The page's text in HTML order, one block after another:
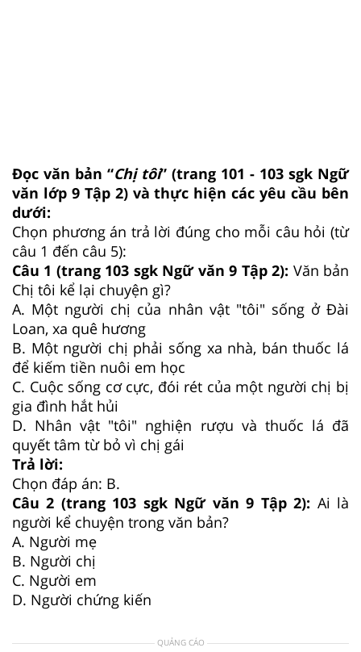
Đọc văn bản “Chị tôi” (trang 101 - 103 sgk Ngữ
văn lớp 9 Tập 2) và thực hiện các yêu cầu bên
dưới:
Chọn phương án trả lời đúng cho mỗi câu hỏi (từ
câu 1 đến câu 5):
Câu 1 (trang 103 sgk Ngữ văn 9 Tập 2): Văn bản
Chị tôi kể lại chuyện gì?
A. Một người chị của nhân vật "tôi" sống ở Đài
Loan, xa quê hương
B. Một người chị phải sống xa nhà, bán thuốc lá
để kiếm tiền nuôi em học
C. Cuộc sống cơ cực, đói rét của một người chị bị
gia đình hắt hủi
D. Nhân vật "tôi" nghiện rượu và thuốc lá đã
quyết tâm từ bỏ vì chị gái
Trả lời:
Chọn đáp án: B.
Câu 2 (trang 103 sgk Ngữ văn 9 Tập 2): Ai là
người kể chuyện trong văn bản?
A. Người mẹ
B. Người chị
C. Người em
D. Người chứng kiến
QUẢNG CÁO